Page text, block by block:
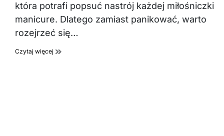
która potrafi popsuć nastrój każdej miłośniczki
manicure. Dlatego zamiast panikować, warto
rozejrzeć się…
Czytaj więcej